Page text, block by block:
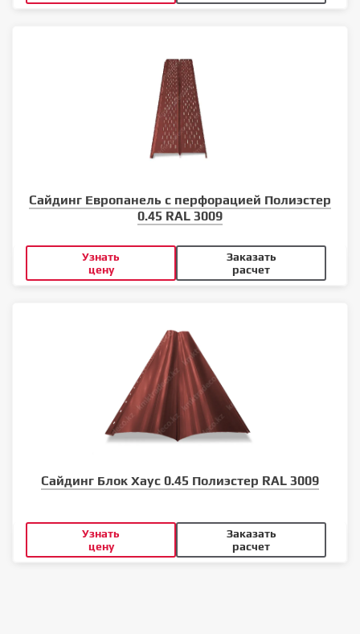
Сайдинг Европанель с перфорацией Полиэстер
0.45 RAL 3009
Узнать
цену
Заказать
расчет
Сайдинг Блок Хаус 0.45 Полиэстер RAL 3009
Узнать
цену
Заказать
расчет